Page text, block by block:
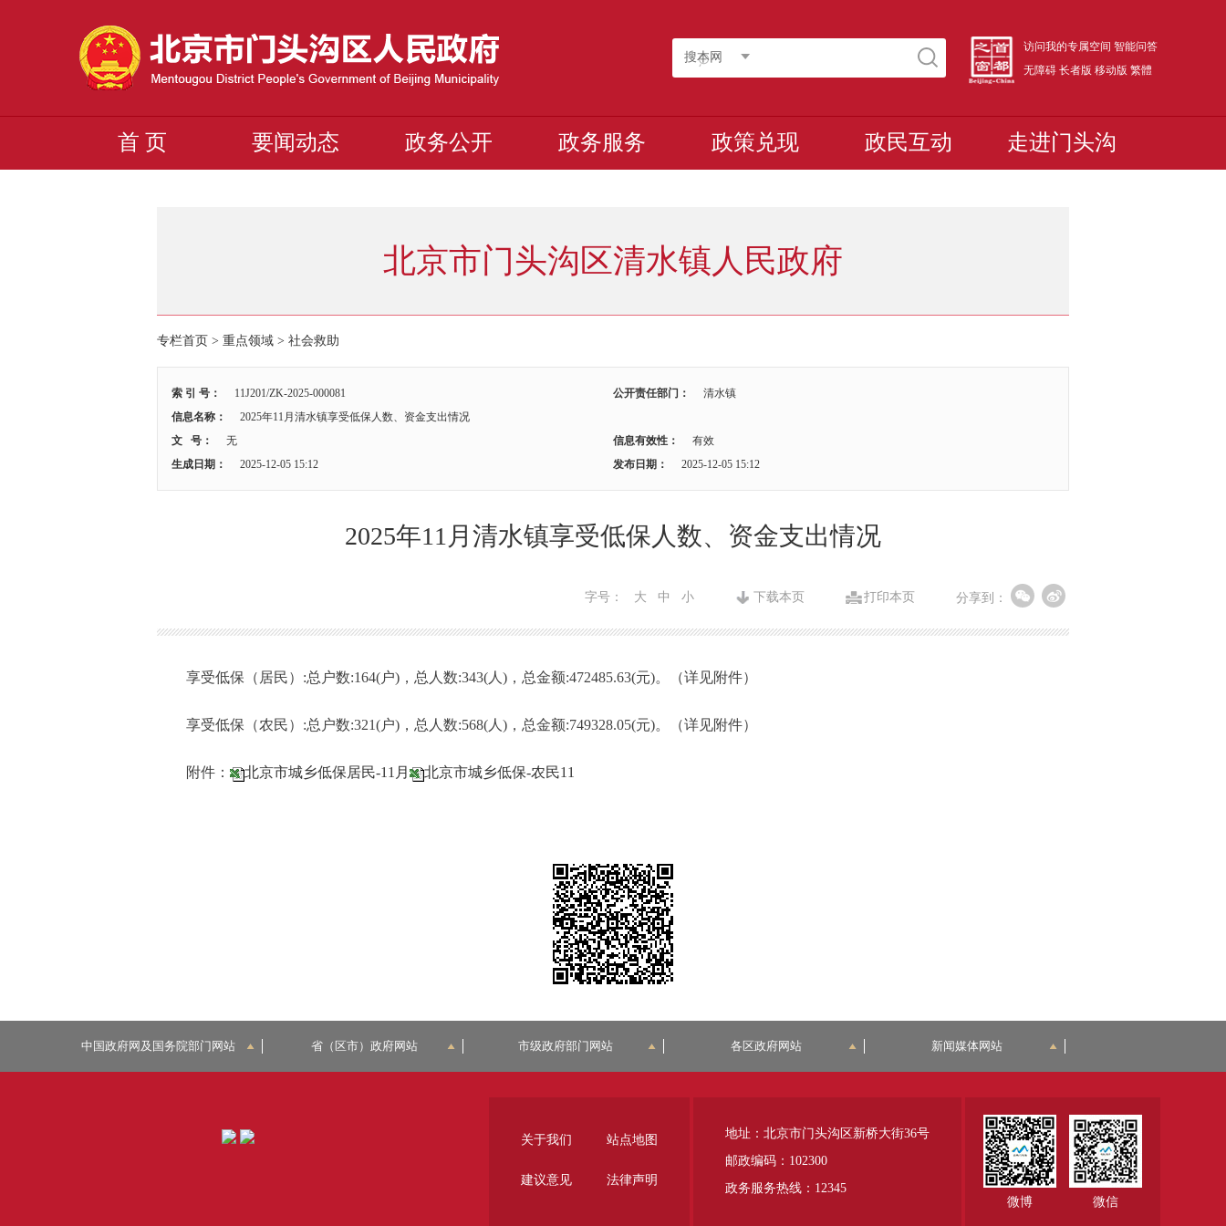
搜本网
访问我的专属空间 智能问答
无障碍 长者版 移动版 繁體
首 页 要闻动态 政务公开 政务服务 政策兑现 政民互动 走进门头沟
北京市门头沟区清水镇人民政府
专栏首页 > 重点领域 > 社会救助
索 引 号： 11J201/ZK-2025-000081 公开责任部门：
清水镇
信息名称：
2025年11月清水镇享受低保人数、资金支出情况
文 号：
无 信息有效性：
有效
生成日期：
2025-12-05 15:12 发布日期： 2025-12-05 15:12
2025年11月清水镇享受低保人数、资金支出情况
分享到：
打印本页
下载本页
字号： 大 中 小
享受低保（居民） :总户数:164(户)，总人数:343(人)，总金额:472485.63(元)。（详见附件）
享受低保（农民） :总户数:321(户)，总人数:568(人)，总金额:749328.05(元)。（详见附件）
附件： 北京市城乡低保居民-11月 北京市城乡低保-农民11
中国政府网及国务院部门网站 省（区市）政府网站 市级政府部门网站 各区政府网站 新闻媒体网站
微博 微信
地址：北京市门头沟区新桥大街36号
邮政编码：102300
政务服务热线：12345
关于我们 站点地图
建议意见 法律声明